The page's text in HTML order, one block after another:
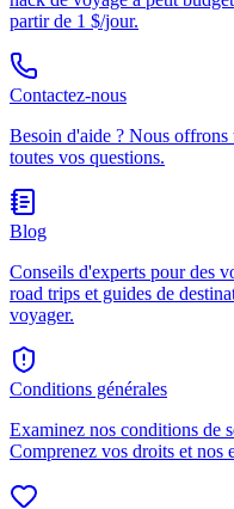
partir de 1 $/jour.
Contactez-nous
Besoin d'aide ? Nous offrons
toutes vos questions.
Blog
Conseils d'experts pour des
road trips et guides de
voyager.
Conditions générales
Examinez nos conditions de
Comprenez vos droits et nos